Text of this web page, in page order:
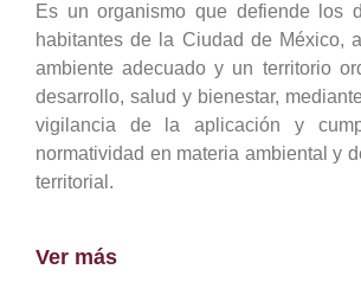
Es un organismo que defiende los
habitantes de la Ciudad de México,
ambiente adecuado y un territorio
desarrollo, salud y bienestar,
vigilancia de la aplicación y
normatividad en materia ambiental y
territorial.
Ver más